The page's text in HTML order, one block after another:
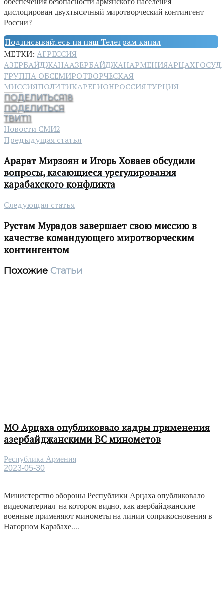
дислоцирован двухтысячный миротворческий контингент
России?
Подписывайтесь на наш Телеграм канал
МЕТКИ: АГРЕССИЯ
АЗЕРБАЙДЖАНААЗЕРБАЙДЖАНАРМЕНИЯАРЦАХ
ГРУППА ОБСЕМИРОТВОРЧЕСКАЯ
МИССИЯПОЛИТИКАРЕГИОНРОССИЯТУРЦИЯ
ПОДЕЛИТЬСЯ18
ПОДЕЛИТЬСЯ
ТВИТ11
Новости СМИ2
Предыдущая статья
Арарат Мирзоян и Игорь Ховаев обсудили
вопросы, касающиеся урегулирования
карабахского конфликта
Следующая статья
Рустам Мурадов завершает свою миссию в
качестве командующего миротворческим
контингентом
Похожие Статьи
МО Арцаха опубликовало кадры применения
азербайджанскими ВС минометов
Республика Армения
2023-05-30
Министерство обороны Республики Арцаха опубликовало
видеоматериал, на котором видно, как азербайджанские
военные применяют минометы на линии соприкосновения в
Нагорном Карабахе....